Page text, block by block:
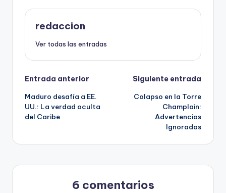
redaccion
Ver todas las entradas
Navegación
de
entradas
Entrada anterior
Maduro desafía a EE.
UU.: La verdad oculta
del Caribe
Siguiente entrada
Colapso en la Torre
Champlain:
Advertencias
Ignoradas
6 comentarios